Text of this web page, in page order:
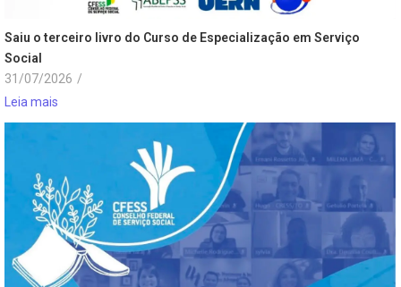
Saiu o terceiro livro do Curso de Especialização em Serviço
Social
31/07/2026 /
Leia mais